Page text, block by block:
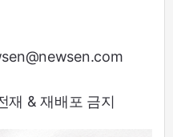
& 재배포 금지